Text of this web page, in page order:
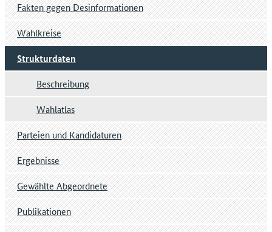
Fakten gegen Desinformationen
Wahlkreise
Strukturdaten
Beschreibung
Wahlatlas
Parteien und Kandidaturen
Ergebnisse
Gewählte Abgeordnete
Publikationen